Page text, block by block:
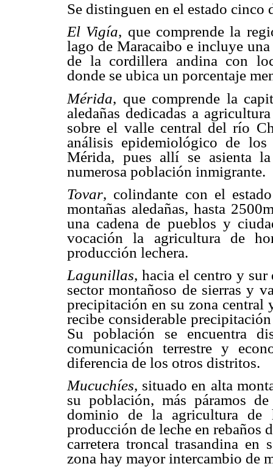
Se distinguen en el estado cinco
El Vigía, que comprende la
lago de Maracaibo e incluye
de la cordillera andina con
donde se ubica un porcentaje
Mérida, que comprende la
aledañas dedicadas a
sobre el valle central del río
análisis epidemiológico de
Mérida, pues allí se asienta
numerosa población inmigrante.
Tovar, colindante con el
montañas aledañas, hasta
una cadena de pueblos y
vocación la agricultura de
producción lechera.
Lagunillas, hacia el centro y sur
sector montañoso de sierras y
precipitación en su zona central
recibe considerable
Su población se encuentra
comunicación terrestre y
diferencia de los otros distritos.
Mucuchíes, situado en alta
su población, más páramos
dominio de la agricultura de
producción de leche en rebaños
carretera troncal trasandina en
zona hay mayor intercambio de